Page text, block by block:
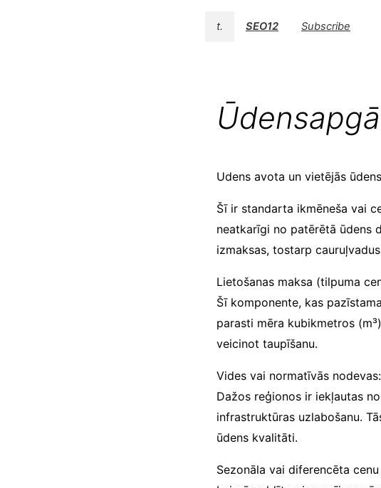
t. SEO12 Subscribe
Udens avota un vietējās
Šī ir standarta ikmēneša vai
neatkarīgi no patērētā ūdens
izmaksas, tostarp
Lietošanas maksa (tilpuma
Šī komponente, kas
parasti mēra kubikmetros
veicinot taupīšanu.
Vides vai normatīvās nodevas:
Dažos reģionos ir iekļautas
infrastruktūras uzlabošanu.
ūdens kvalitāti.
Sezonāla vai diferencēta